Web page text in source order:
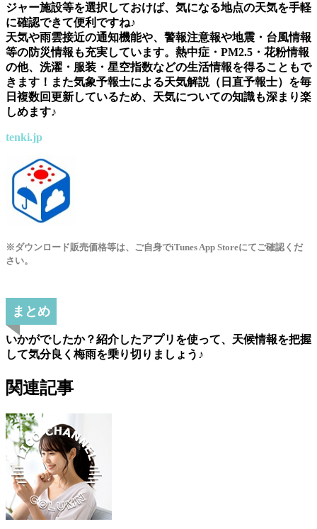
ジャー施設等を選択しておけば、気になる地点の天気を手軽
に確認できて便利ですね♪
天気や雨雲接近の通知機能や、警報注意報や地震・台風情報
等の防災情報も充実しています。熱中症・PM2.5・花粉情報
の他、洗濯・服装・星空指数などの生活情報を得ることもで
きます！また気象予報士による天気解説（日直予報士）を毎
日複数回更新しているため、天気についての知識も深まり楽
しめます♪
tenki.jp
※ダウンロード販売価格等は、ご自身でiTunes App Storeにてご確認くだ
さい。
まとめ
いかがでしたか？紹介したアプリを使って、天候情報を把握
して気分良く梅雨を乗り切りましょう♪
関連記事